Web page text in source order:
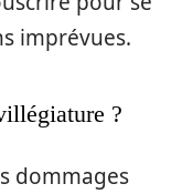
imprévues.
?
dommages